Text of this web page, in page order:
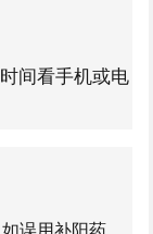
节情绪。
时间看手机或电